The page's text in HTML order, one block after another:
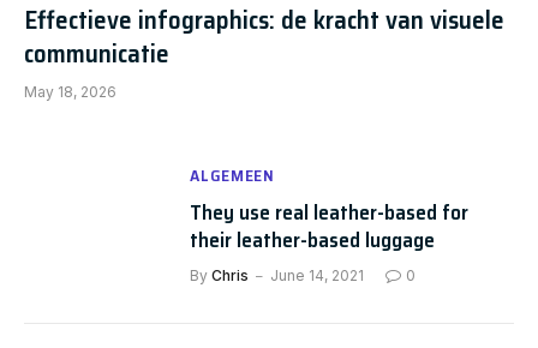
Effectieve infographics: de kracht van visuele
communicatie
May 18, 2026
ALGEMEEN
They use real leather-based for
their leather-based luggage
By Chris June 14, 2021 0